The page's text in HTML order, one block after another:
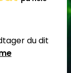
du dit